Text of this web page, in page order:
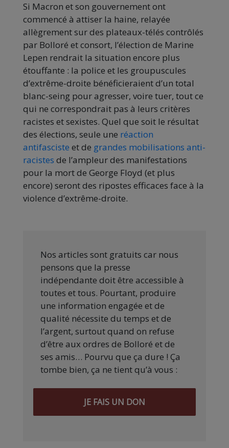
Si Macron et son gouvernement ont
commencé à attiser la haine, relayée
allègrement sur des plateaux-télés contrôlés
par Bolloré et consort, l’élection de Marine
Lepen rendrait la situation encore plus
étouffante : la police et les groupuscules
d’extrême-droite bénéficieraient d’un total
blanc-seing pour agresser, voire tuer, tout ce
qui ne correspondrait pas à leurs critères
racistes et sexistes. Quel que soit le résultat
des élections, seule une réaction
antifasciste et de grandes mobilisations anti-
racistes de l’ampleur des manifestations
pour la mort de George Floyd (et plus
encore) seront des ripostes efficaces face à la
violence d’extrême-droite.
Nos articles sont gratuits car nous
pensons que la presse
indépendante doit être accessible à
toutes et tous. Pourtant, produire
une information engagée et de
qualité nécessite du temps et de
l’argent, surtout quand on refuse
d’être aux ordres de Bolloré et de
ses amis… Pourvu que ça dure ! Ça
tombe bien, ça ne tient qu’à vous :
JE FAIS UN DON